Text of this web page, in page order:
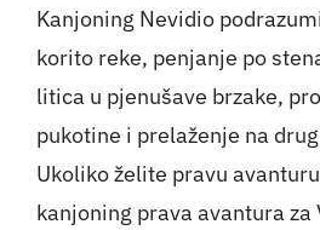
Kanjoning Nevidio
korito reke, penjanje po
litica u pjenušave brzake,
pukotine i prelaženje na
Ukoliko želite pravu
kanjoning prava avantura za